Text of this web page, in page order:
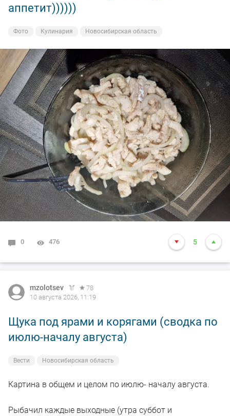
аппетит))))))
Фото Кулинария Новосибирская область
0 476 5
mzolotsev
78
10 августа 2026, 11:19
Щука под ярами и корягами (сводка по
июлю-началу августа)
Вести Новосибирская область
Картина в общем и целом по июлю- началу августа.
Рыбачил каждые выходные (утра суббот и